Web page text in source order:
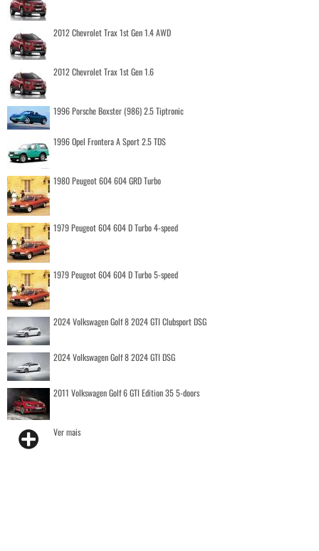
2012 Chevrolet Trax 1st Gen 1.4 AWD
2012 Chevrolet Trax 1st Gen 1.6
1996 Porsche Boxster (986) 2.5 Tiptronic
1996 Opel Frontera A Sport 2.5 TDS
1980 Peugeot 604 604 GRD Turbo
1979 Peugeot 604 604 D Turbo 4-speed
1979 Peugeot 604 604 D Turbo 5-speed
2024 Volkswagen Golf 8 2024 GTI Clubsport DSG
2024 Volkswagen Golf 8 2024 GTI DSG
2011 Volkswagen Golf 6 GTI Edition 35 5-doors
Ver mais